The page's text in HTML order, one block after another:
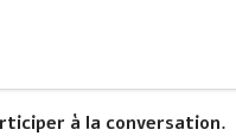
à la conversation.